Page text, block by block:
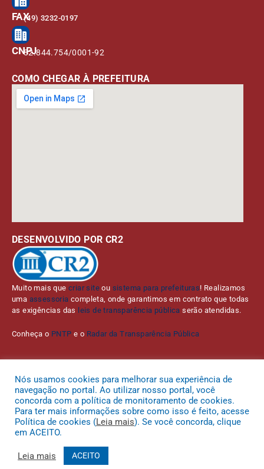
FAX(49) 3232-0197
CNPJ82.844.754/0001-92
COMO CHEGAR À PREFEITURA
DESENVOLVIDO POR CR2
Muito mais quecriar site ou sistema para prefeituras! Realizamos
uma assessoria completa, onde garantimos em contrato que todas
as exigências das leis de transparência pública serão atendidas.
Conheça o PNTP e o Radar da Transparência Pública
Todos os direitos reservados a Prefeitura Municipal de Bom Jardim da
Serra.
Mapa do Site Acessar Área Administrativa Acessar o Webmail
Nós usamos cookies para melhorar sua experiência de
navegação no portal. Ao utilizar nosso portal, você
concorda com a política de monitoramento de cookies.
Para ter mais informações sobre como isso é feito, acesse
Política de cookies (Leia mais). Se você concorda, clique
em ACEITO.
Leia mais ACEITO